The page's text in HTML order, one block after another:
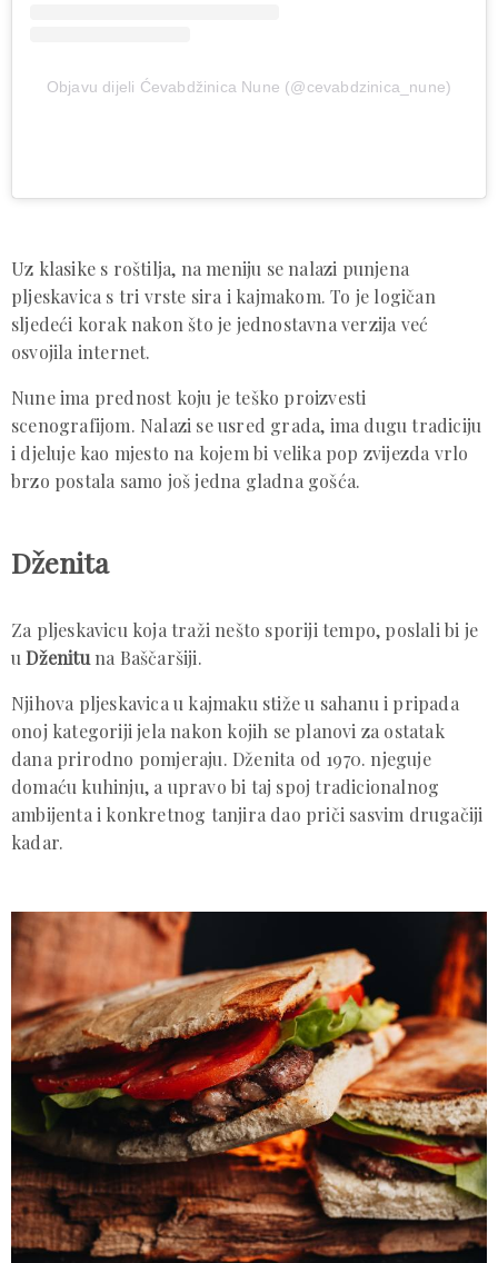
Objavu dijeli Ćevabdžinica Nune (@cevabdzinica_nune)
Uz klasike s roštilja, na meniju se nalazi punjena
pljeskavica s tri vrste sira i kajmakom. To je logičan
sljedeći korak nakon što je jednostavna verzija već
osvojila internet.
Nune ima prednost koju je teško proizvesti
scenografijom. Nalazi se usred grada, ima dugu tradiciju
i djeluje kao mjesto na kojem bi velika pop zvijezda vrlo
brzo postala samo još jedna gladna gošća.
Dženita
Za pljeskavicu koja traži nešto sporiji tempo, poslali bi je
uDženituna Baščaršiji.
Njihova pljeskavica u kajmaku stiže u sahanu i pripada
onoj kategoriji jela nakon kojih se planovi za ostatak
dana prirodno pomjeraju. Dženita od 1970. njeguje
domaću kuhinju, a upravo bi taj spoj tradicionalnog
ambijenta i konkretnog tanjira dao priči sasvim drugačiji
kadar.